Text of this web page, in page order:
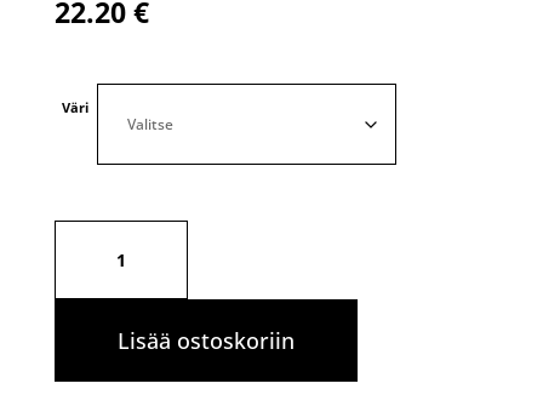
22.20€
Väri
Passikotelo
Lisää ostoskoriin